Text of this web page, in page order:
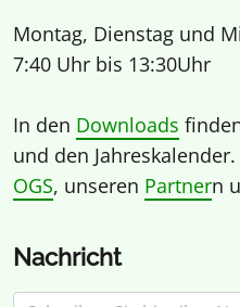
Montag, Dienstag und
7:40 Uhr bis 13:30Uhr
In den Downloads
und den
OGS, unseren Partnern
Nachricht